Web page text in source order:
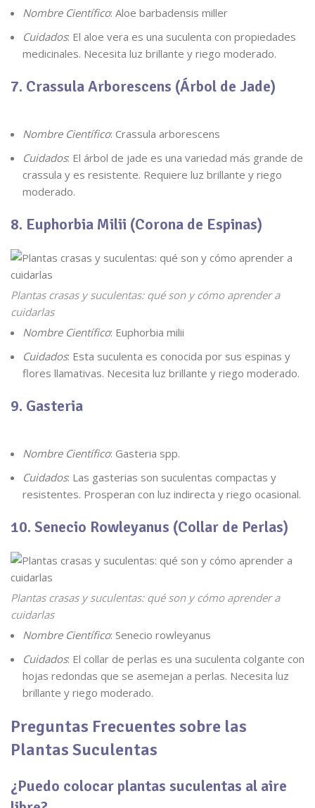
Nombre Científico: Aloe barbadensis miller
Cuidados: El aloe vera es una suculenta con propiedades
medicinales. Necesita luz brillante y riego moderado.
7. Crassula Arborescens (Árbol de Jade)
Nombre Científico: Crassula arborescens
Cuidados: El árbol de jade es una variedad más grande de
crassula y es resistente. Requiere luz brillante y riego
moderado.
8. Euphorbia Milii (Corona de Espinas)
Plantas crasas y suculentas: qué son y cómo aprender a
cuidarlas
Nombre Científico: Euphorbia milii
Cuidados: Esta suculenta es conocida por sus espinas y
flores llamativas. Necesita luz brillante y riego moderado.
9. Gasteria
Nombre Científico: Gasteria spp.
Cuidados: Las gasterias son suculentas compactas y
resistentes. Prosperan con luz indirecta y riego ocasional.
10. Senecio Rowleyanus (Collar de Perlas)
Plantas crasas y suculentas: qué son y cómo aprender a
cuidarlas
Nombre Científico: Senecio rowleyanus
Cuidados: El collar de perlas es una suculenta colgante con
hojas redondas que se asemejan a perlas. Necesita luz
brillante y riego moderado.
Preguntas Frecuentes sobre las
Plantas Suculentas
¿Puedo colocar plantas suculentas al aire